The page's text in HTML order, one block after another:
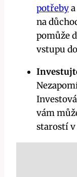
potřeby
na
⁢pomůže
vstupu
vám
starostí